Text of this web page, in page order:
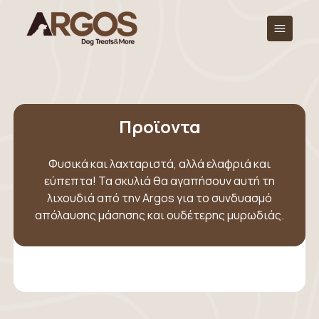
Προϊοντα
Φυσικά και λαχταριστά, αλλά ελαφριά και
εύπεπτα! Τα σκυλιά θα αγαπήσουν αυτή τη
λιχουδιά από την Argos για το συνδυασμό
απόλαυσης μάσησης και ουδέτερης μυρωδιάς.